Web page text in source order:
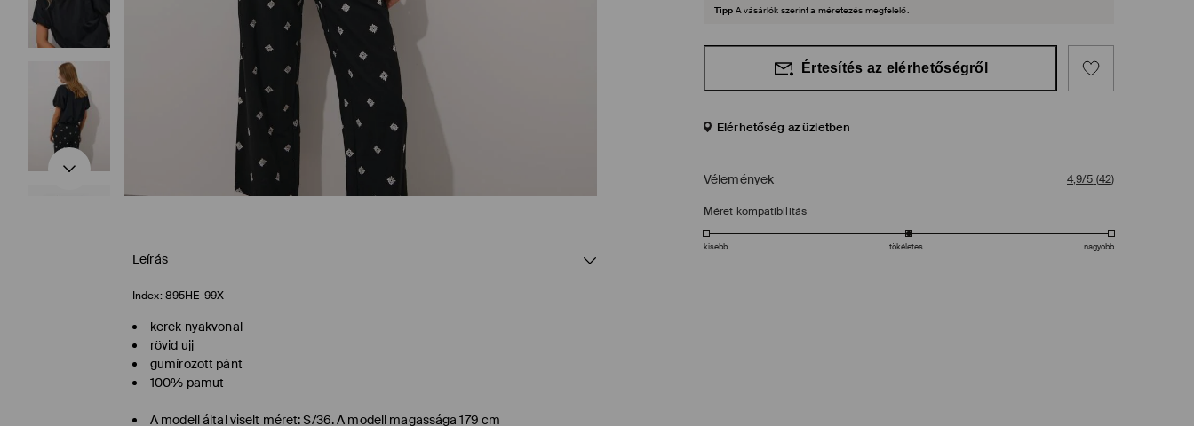
Tipp A vásárlók szerint a méretezés megfelelő.
Értesítés az elérhetőségről
Elérhetőség az üzletben
Vélemények 4,9/5 (42)
Méret kompatibilitás
kisebb tökéletes nagyobb
Leírás
Index: 895HE-99X
kerek nyakvonal
rövid ujj
gumírozott pánt
100% pamut
A modell által viselt méret: S/36. A modell magassága 179 cm